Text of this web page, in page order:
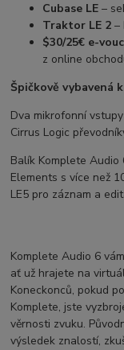
Cubase LE –
Traktor LE 2–
$30/25€ e-
z online
Špičkově vybavená
Dva mikrofonní
Cirrus Logic
Balík Komplete
Elements s více než
LE5 pro záznam a
Komplete Audio 6
ať už hrajete na
Koneckonců, pokud
Komplete, jste
věrnosti zvuku.
výsledek znalostí,